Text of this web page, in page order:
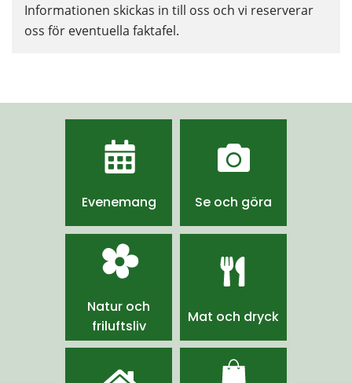
Informationen skickas in till oss och vi reserverar
oss för eventuella faktafel.
Evenemang Se och göra
Natur och
friluftsliv
Mat och dryck